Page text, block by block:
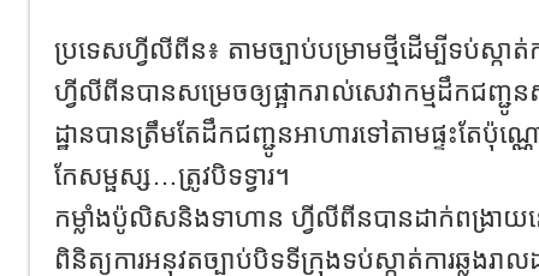
ប្រទេសហ្វីលីពីន៖ តាមច្បាប់​បម្រាមថ្មីដើម្បីទប់ស្កាត់
ហ្វីលីពីនបានសម្រេចឲ្យផ្អាករាល់សេវាកម្មដឹកជ
ដ្ឋានបានត្រឹមតែ​ដឹកជញ្ជូនអាហារ​ទៅតាមផ្ទះតែ
កែសម្ផស្ស…ត្រូវបិទទ្វារ​។
កម្លាំងប៉ូលិសនិងទាហាន ហ្វីលីពីន​បានដាក់ពង្រាយ
ពិនិត្យ​ការអនុវតច្បាប់បិទទីក្រុង​ទប់ស្កាត់ការឆ្លងរា